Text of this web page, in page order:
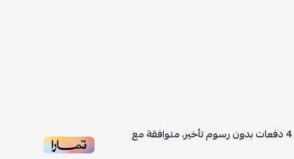
4دفعات بدون رسوم تأخير، متوافقة مع